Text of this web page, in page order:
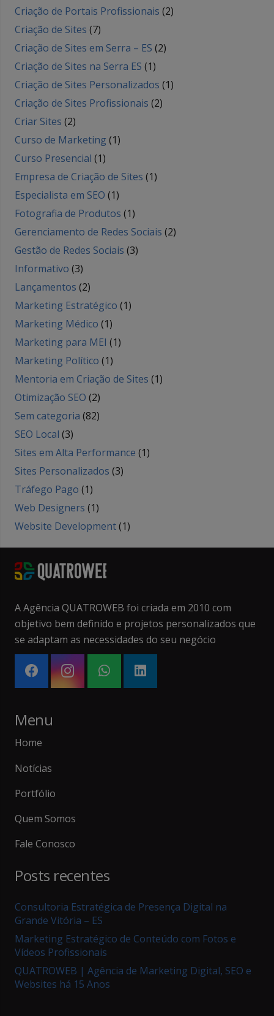
Criação de Portais Profissionais (2)
Criação de Sites (7)
Criação de Sites em Serra – ES (2)
Criação de Sites na Serra ES (1)
Criação de Sites Personalizados (1)
Criação de Sites Profissionais (2)
Criar Sites (2)
Curso de Marketing (1)
Curso Presencial (1)
Empresa de Criação de Sites (1)
Especialista em SEO (1)
Fotografia de Produtos (1)
Gerenciamento de Redes Sociais (2)
Gestão de Redes Sociais (3)
Informativo (3)
Lançamentos (2)
Marketing Estratégico (1)
Marketing Médico (1)
Marketing para MEI (1)
Marketing Político (1)
Mentoria em Criação de Sites (1)
Otimização SEO (2)
Sem categoria (82)
SEO Local (3)
Sites em Alta Performance (1)
Sites Personalizados (3)
Tráfego Pago (1)
Web Designers (1)
Website Development(1)
A Agência QUATROWEB foi criada em 2010 com
objetivo bem definido e projetos personalizados que
se adaptam as necessidades do seu negócio
Menu
Home
Notícias
Portfólio
Quem Somos
Fale Conosco
Posts recentes
Consultoria Estratégica de Presença Digital na
Grande Vitória – ES
Marketing Estratégico de Conteúdo com Fotos e
Vídeos Profissionais
QUATROWEB | Agência de Marketing Digital, SEO e
Websites há 15 Anos